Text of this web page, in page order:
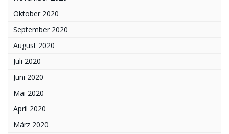
Oktober 2020
September 2020
August 2020
Juli 2020
Juni 2020
Mai 2020
April 2020
März 2020